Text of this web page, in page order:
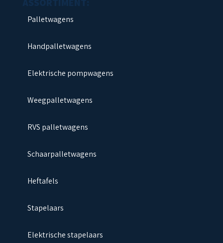
Palletwagens
Handpalletwagens
Elektrische pompwagens
Weegpalletwagens
RVS palletwagens
Schaarpalletwagens
Heftafels
Stapelaars
Elektrische stapelaars